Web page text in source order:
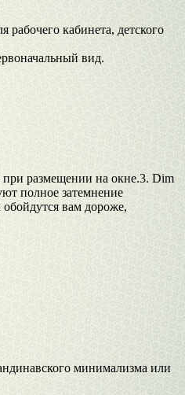
кабинета, детского
вид.
при размещении на окне.3. Dim
полное затемнение
вам дороже,
минимализма или